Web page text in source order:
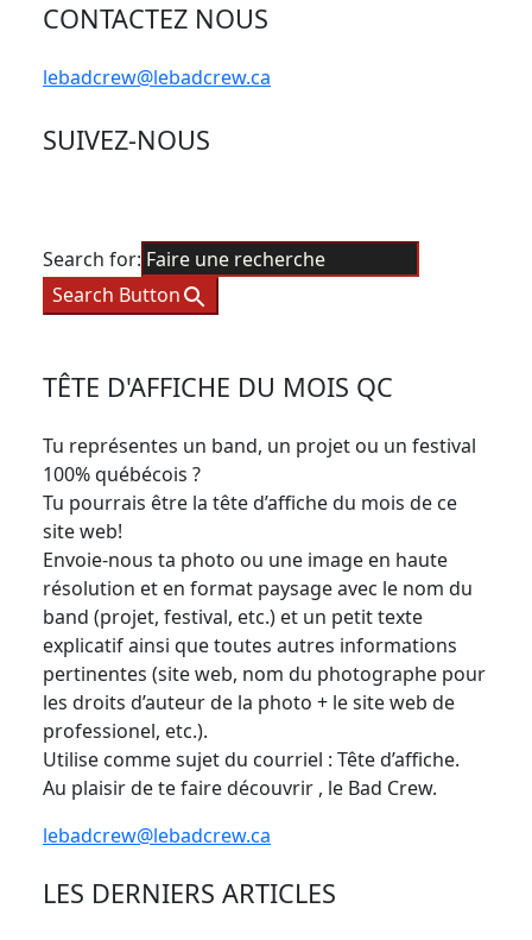
CONTACTEZ NOUS
lebadcrew@lebadcrew.ca
SUIVEZ-NOUS
Search for:
Search Button
TÊTE D'AFFICHE DU MOIS QC
Tu représentes un band, un projet ou un festival
100% québécois ?
Tu pourrais être la tête d’affiche du mois de ce
site web!
Envoie-nous ta photo ou une image en haute
résolution et en format paysage avec le nom du
band (projet, festival, etc.) et un petit texte
explicatif ainsi que toutes autres informations
pertinentes (site web, nom du photographe pour
les droits d’auteur de la photo + le site web de
professionel, etc.).
Utilise comme sujet du courriel : Tête d’affiche.
Au plaisir de te faire découvrir , le Bad Crew.
lebadcrew@lebadcrew.ca
LES DERNIERS ARTICLES